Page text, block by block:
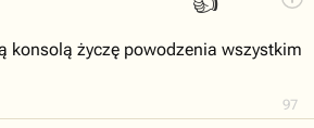
97
konsolą życzę powodzenia wszystkim